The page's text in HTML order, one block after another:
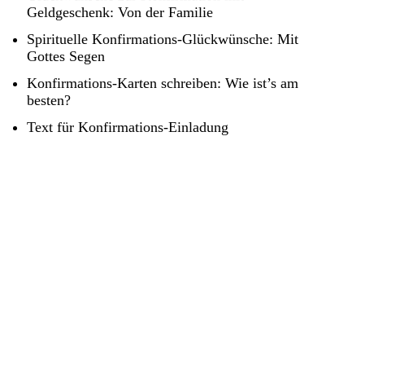
Geldgeschenk: Von der Familie
Spirituelle Konfirmations-Glückwünsche: Mit
Gottes Segen
Konfirmations-Karten schreiben: Wie ist’s am
besten?
Text für Konfirmations-Einladung